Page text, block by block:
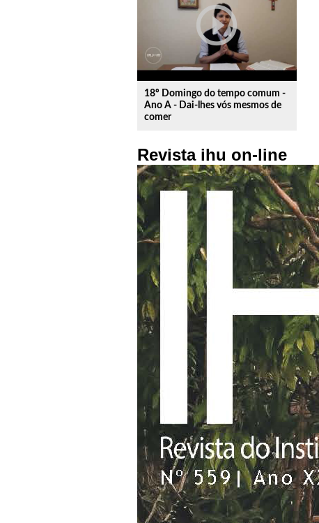
play_circle_outline
18º Domingo do tempo comum -
Ano A - Dai-lhes vós mesmos de
comer
Revista ihu on-line